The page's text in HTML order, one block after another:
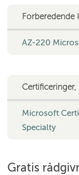
Forberedende
AZ-220
Microsoft
Specialty
Gratis